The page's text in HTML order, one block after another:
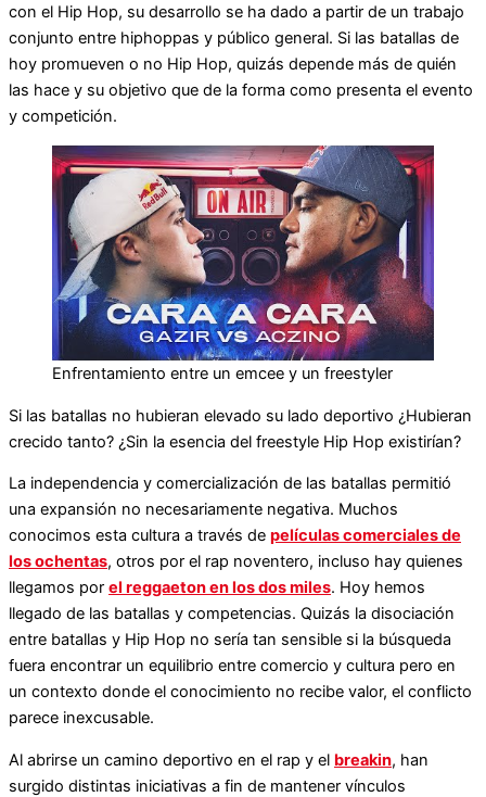
con el Hip Hop, su desarrollo se ha dado a partir de un trabajo
conjunto entre hiphoppas y público general. Si las batallas de
hoy promueven o no Hip Hop, quizás depende más de quién
las hace y su objetivo que de la forma como presenta el evento
y competición.
Enfrentamiento entre un emcee y un freestyler
Si las batallas no hubieran elevado su lado deportivo ¿Hubieran
crecido tanto? ¿Sin la esencia del freestyle Hip Hop existirían?
La independencia y comercialización de las batallas permitió
una expansión no necesariamente negativa. Muchos
conocimos esta cultura a través de películas comerciales de
los ochentas, otros por el rap noventero, incluso hay quienes
llegamos por el reggaeton en los dos miles. Hoy hemos
llegado de las batallas y competencias. Quizás la disociación
entre batallas y Hip Hop no sería tan sensible si la búsqueda
fuera encontrar un equilibrio entre comercio y cultura pero en
un contexto donde el conocimiento no recibe valor, el conflicto
parece inexcusable.
Al abrirse un camino deportivo en el rap y el breakin, han
surgido distintas iniciativas a fin de mantener vínculos